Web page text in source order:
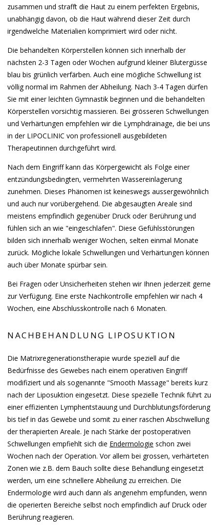
zusammen und strafft die Haut zu einem perfekten Ergebnis,
unabhängig davon, ob die Haut während dieser Zeit durch
irgendwelche Materialien komprimiert wird oder nicht.
Die behandelten Körperstellen können sich innerhalb der
nächsten 2-3 Tagen oder Wochen aufgrund kleiner Blutergüsse
blau bis grünlich verfärben. Auch eine mögliche Schwellung ist
völlig normal im Rahmen der Abheilung. Nach 3-4 Tagen dürfen
Sie mit einer leichten Gymnastik beginnen und die behandelten
Körperstellen vorsichtig massieren. Bei grösseren Schwellungen
und Verhärtungen empfehlen wir die Lymphdrainage, die bei uns
in der LIPOCLINIC von professionell ausgebildeten
Therapeutinnen durchgeführt wird.
Nach dem Eingriff kann das Körpergewicht als Folge einer
entzündungsbedingten, vermehrten Wassereinlagerung
zunehmen. Dieses Phänomen ist keineswegs aussergewöhnlich
und auch nur vorübergehend. Die abgesaugten Areale sind
meistens empfindlich gegenüber Druck oder Berührung und
fühlen sich an wie "eingeschlafen". Diese Gefühlsstörungen
bilden sich innerhalb weniger Wochen, selten einmal Monate
zurück. Mögliche lokale Schwellungen und Verhärtungen können
auch über Monate spürbar sein.
Bei Fragen oder Unsicherheiten stehen wir Ihnen jederzeit gerne
zur Verfügung. Eine erste Nachkontrolle empfehlen wir nach 4
Wochen, eine Abschlusskontrolle nach 6 Monaten.
NACHBEHANDLUNG LIPOSUKTION
Die Matrixregenerationstherapie wurde speziell auf die
Bedürfnisse des Gewebes nach einem operativen Eingriff
modifiziert und als sogenannte "Smooth Massage" bereits kurz
nach der Liposuktion eingesetzt. Diese spezielle Technik führt zu
einer effizienten Lymphentstauung und Durchblutungsförderung
bis tief in das Gewebe und somit zu einer raschen Abschwellung
der therapierten Areale. Je nach Stärke der postoperativen
Schwellungen empfiehlt sich die Endermologie schon zwei
Wochen nach der Operation. Vor allem bei grossen, verhärteten
Zonen wie z.B. dem Bauch sollte diese Behandlung eingesetzt
werden, um eine schnellere Abheilung zu erreichen. Die
Endermologie wird auch dann als angenehm empfunden, wenn
die operierten Bereiche selbst noch empfindlich auf Druck oder
Berührung reagieren.